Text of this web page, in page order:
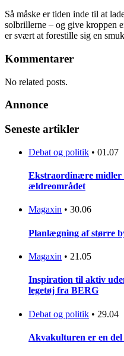
Så måske er tiden inde til at
solbrillerne – og give kroppen
er svært at forestille sig en
Kommentarer
No related posts.
Annonce
Seneste artikler
Debat og politik • 01.07
Ekstraordinære midler
ældreområdet
Magaxin • 30.06
Planlægning af større
Magaxin • 21.05
Inspiration til aktiv
legetøj fra BERG
Debat og politik • 29.04
Akvakulturen er en